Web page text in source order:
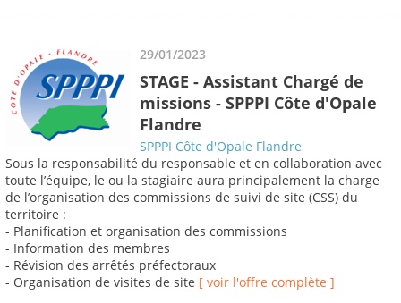
29/01/2023
STAGE - Assistant Chargé de
missions - SPPPI Côte d'Opale
Flandre
SPPPI Côte d'Opale Flandre
Sous la responsabilité du responsable et en collaboration avec
toute l’équipe, le ou la stagiaire aura principalement la charge
de l’organisation des commissions de suivi de site (CSS) du
territoire :
- Planification et organisation des commissions
- Information des membres
- Révision des arrêtés préfectoraux
- Organisation de visites de site [ voir l'offre complète ]